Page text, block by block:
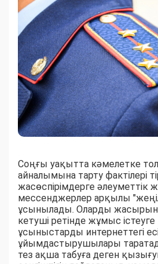
Соңғы уақытта кәмелетке
айналымына тарту фактілері
жасөспірімдерге әлеуметтік
мессенджерлер арқылы
ұсынылады. Оларды
кетуші ретінде жұмыс
ұсыныстарды интернеттегі
ұйымдастырушылары
тез ақша табуға деген